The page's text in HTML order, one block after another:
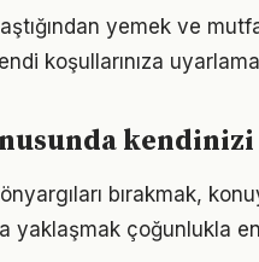
yemek ve
koşullarınıza
bırakmak,
yaklaşmak çoğunlukla